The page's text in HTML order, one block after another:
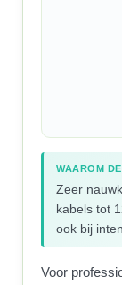
WAAROM
Zeer
kabels tot
ook bij
Voor